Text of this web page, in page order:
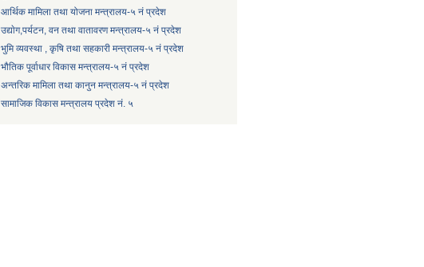
आर्थिक मामिला तथा योजना मन्त्रालय-५ नं प्रदेश
उद्याेग,पर्यटन, वन तथा वातावरण मन्त्रालय-५ नं प्रदेश
भुमि व्यवस्था , कृषि तथा सहकारी मन्त्रालय-५ नं प्रदेश
भौतिक पूर्वाधार विकास मन्त्रालय-५ नं प्रदेश
अन्तरिक मामिला तथा कानुन मन्त्रालय-५ नं प्रदेश
सामाजिक विकास मन्त्रालय प्रदेश नं. ५